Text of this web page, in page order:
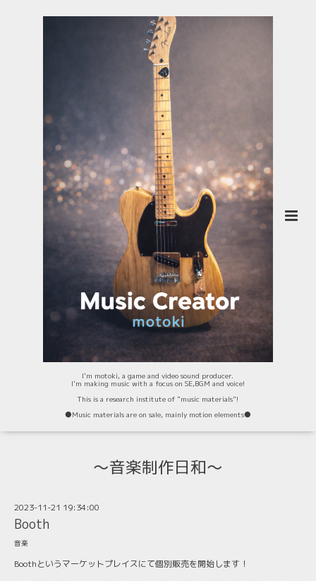
I'm motoki, a game and video sound producer.
I'm making music with a focus on SE,BGM and voice!
This is a research institute of "music materials"!
⚫️Music materials are on sale, mainly motion elements⚫️
〜音楽制作日和〜
2023-11-21 19:34:00
Booth
音楽
Boothというマーケットプレイスにて個別販売を開始します！